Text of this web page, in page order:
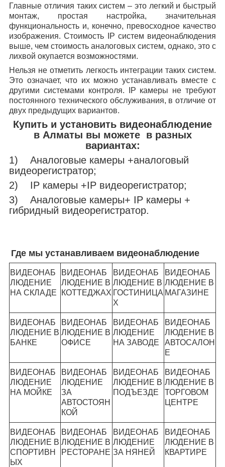
Главные отличия таких систем – это легкий и быстрый
монтаж, простая настройка, значительная
функциональность и, конечно, превосходное качество
изображения. Стоимость IP систем видеонаблюдения
выше, чем стоимость аналоговых систем, однако, это с
лихвой окупается возможностями.
Нельзя не отметить легкость интеграции таких систем.
Это означает, что их можно устанавливать вместе с
другими системами контроля. IP камеры не требуют
постоянного технического обслуживания, в отличие от
двух предыдущих вариантов.
Купить и установить видеонаблюдение
в Алматы вы можете в разных
вариантах:
1)
Аналоговые камеры +аналоговый
видеорегистратор;
2)
IP камеры +IP видеорегистратор;
3)
Аналоговые камеры+ IP камеры +
гибридный видеорегистратор.
Где мы устанавливаем видеонаблюдение
ВИДЕОНАБ
ЛЮДЕНИЕ
НА СКЛАДЕ
ВИДЕОНАБ
ЛЮДЕНИЕ В
КОТТЕДЖАХ
ВИДЕОНАБ
ЛЮДЕНИЕ В
ГОСТИНИЦА
Х
ВИДЕОНАБ
ЛЮДЕНИЕ В
МАГАЗИНЕ
ВИДЕОНАБ
ЛЮДЕНИЕ В
БАНКЕ
ВИДЕОНАБ
ЛЮДЕНИЕ В
ОФИСЕ
ВИДЕОНАБ
ЛЮДЕНИЕ
НА ЗАВОДЕ
ВИДЕОНАБ
ЛЮДЕНИЕ В
АВТОСАЛОН
Е
ВИДЕОНАБ
ЛЮДЕНИЕ
НА МОЙКЕ
ВИДЕОНАБ
ЛЮДЕНИЕ
ЗА
АВТОСТОЯН
КОЙ
ВИДЕОНАБ
ЛЮДЕНИЕ В
ПОДЪЕЗДЕ
ВИДЕОНАБ
ЛЮДЕНИЕ В
ТОРГОВОМ
ЦЕНТРЕ
ВИДЕОНАБ
ЛЮДЕНИЕ В
СПОРТИВН
ЫХ
ВИДЕОНАБ
ЛЮДЕНИЕ В
РЕСТОРАНЕ
ВИДЕОНАБ
ЛЮДЕНИЕ
ЗА НЯНЕЙ
ВИДЕОНАБ
ЛЮДЕНИЕ В
КВАРТИРЕ